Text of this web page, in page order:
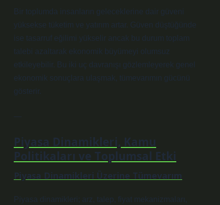
Bir toplumda insanların geleceklerine dair güveni
yüksekse tüketim ve yatırım artar. Güven düştüğünde
ise tasarruf eğilimi yükselir ancak bu durum toplam
talebi azaltarak ekonomik büyümeyi olumsuz
etkileyebilir. Bu iki uç davranışı gözlemleyerek genel
ekonomik sonuçlara ulaşmak, tümevarımın gücünü
gösterir.
—
Piyasa Dinamikleri, Kamu
Politikaları ve Toplumsal Etki
Piyasa Dinamikleri Üzerine Tümevarım
Piyasa dinamikleri; arz, talep, fiyat mekanizmaları,